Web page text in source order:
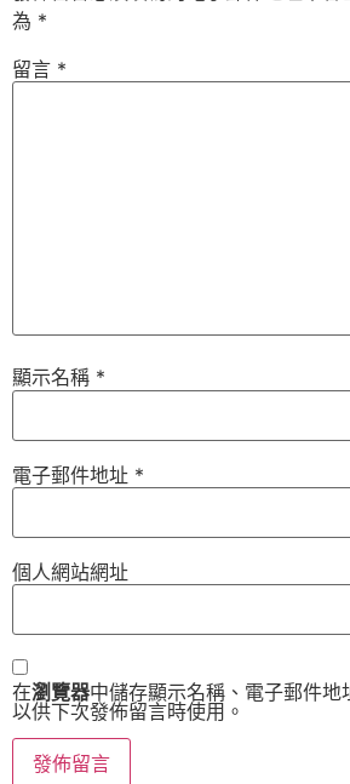
為 *
留言 *
顯示名稱 *
電子郵件地址 *
個人網站網址
在瀏覽器中儲存顯示名稱、電子郵件地
以供下次發佈留言時使用。